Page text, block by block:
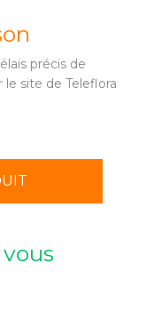
précis de
site de Teleflora